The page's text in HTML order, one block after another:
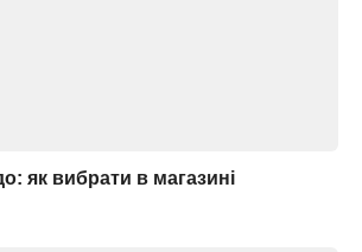
як вибрати в магазині